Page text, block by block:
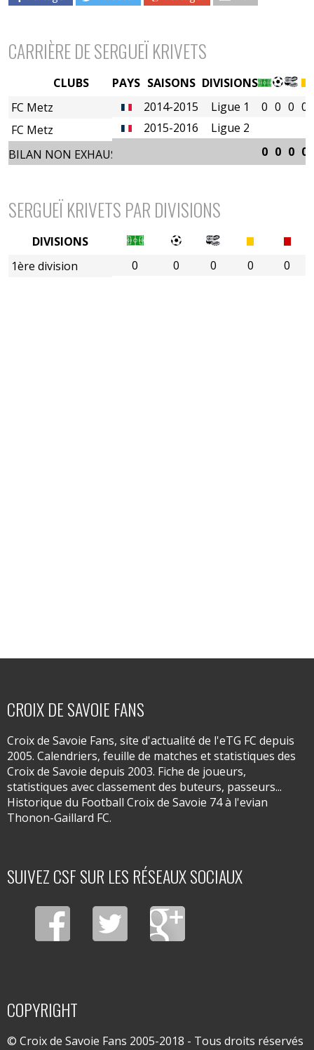
CARRIÈRE DE SERGUEÏ KRIVETS
PAYS SAISONS DIVISIONS
2014-2015
Ligue 1 0 0 0 0
2015-2016
Ligue 2
0 0 0 0
CLUBS
FC Metz
FC Metz
BILAN NON EXHAUSTIF
SERGUEÏ KRIVETS PAR DIVISIONS
0 0 0 0 0
DIVISIONS
1ère division
CROIX DE SAVOIE FANS
Croix de Savoie Fans, site d'actualité de l'eTG FC depuis
2005. Calendriers, feuille de matches et statistiques des
Croix de Savoie depuis 2003. Fiche de joueurs,
statistiques avec classement des buteurs, passeurs...
Historique du Football Croix de Savoie 74 à l'evian
Thonon-Gaillard FC.
SUIVEZ CSF SUR LES RÉSEAUX SOCIAUX
COPYRIGHT
© Croix de Savoie Fans 2005-2018 - Tous droits réservés